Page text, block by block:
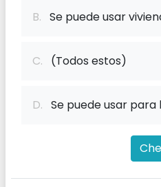
B. Se puede usar
C. (Todos estos)
D. Se puede usar para